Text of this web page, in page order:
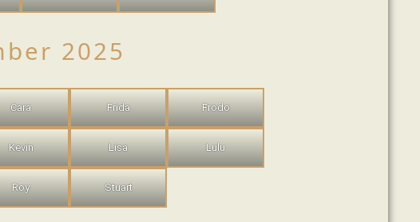
2025
Cara Frida Frodo
Kevin Lisa Lulu
Roy Stuart